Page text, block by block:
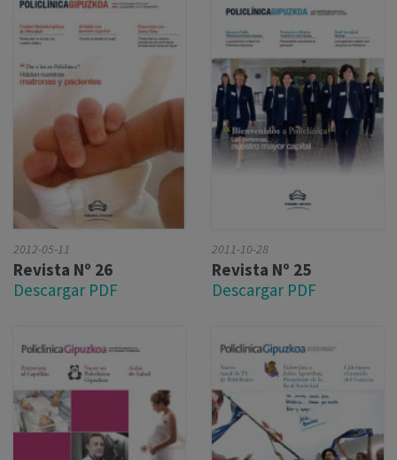
2012-05-11
Revista Nº 26
Descargar PDF
2011-10-28
Revista Nº 25
Descargar PDF